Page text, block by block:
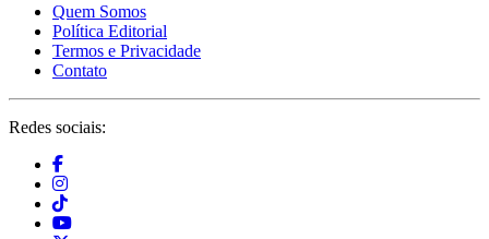
Quem Somos
Política Editorial
Termos e Privacidade
Contato
Redes sociais: